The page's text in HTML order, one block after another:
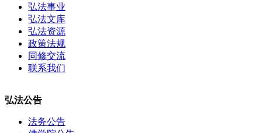
弘法事业
弘法文库
弘法资源
政策法规
同修交流
联系我们
弘法公告
法务公告